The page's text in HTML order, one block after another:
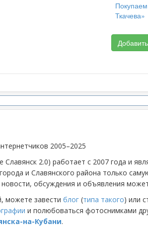
Ткачева»
2005–2025
Славянск 2.0) работает с 2007 года и
и Славянского района только
обсуждения и объявления
можете завести блог (типа такого) или
и полюбоваться фотоснимками
на-Кубани.